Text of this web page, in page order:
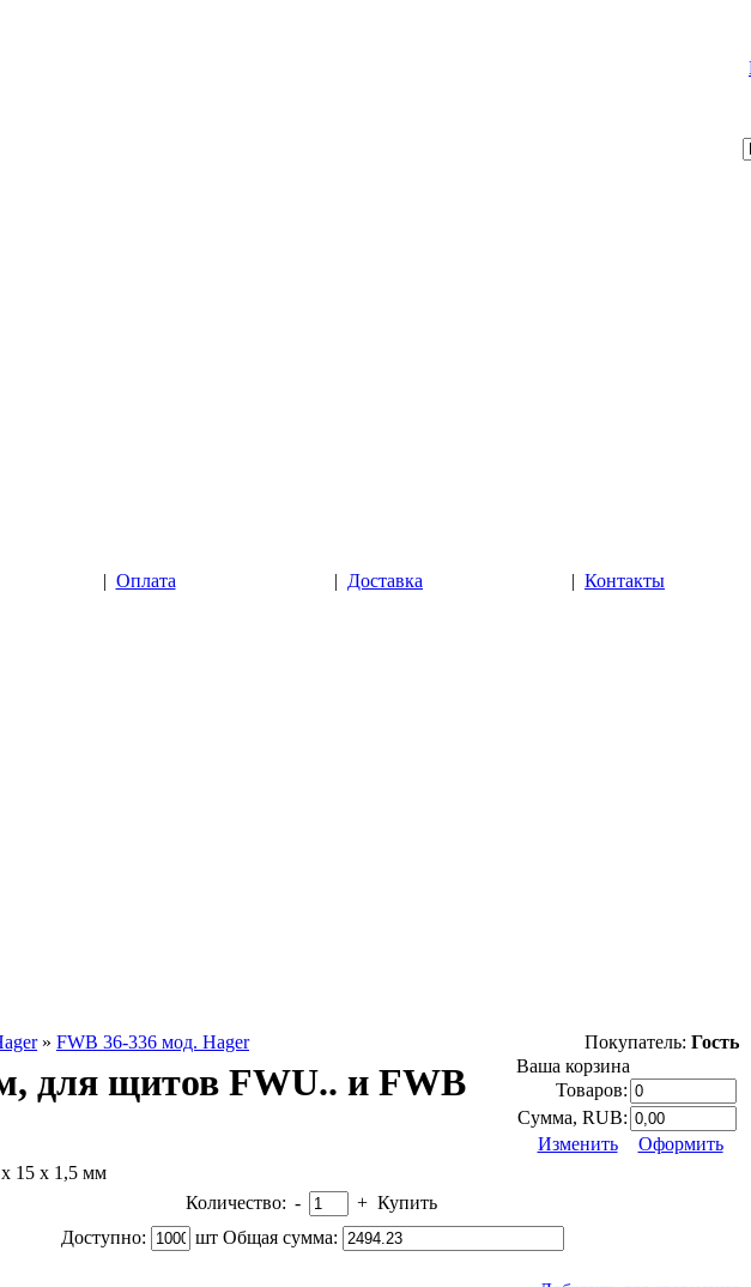
| Оплата | Доставка | Контакты
» FWB 36-336 мод. Hager Покупатель: Гость
для щитов FWU.. и FWB
Ваша корзина
Товаров:
Сумма, RUB:
Изменить
Оформить
15 х 1,5 мм
Количество: - + Купить
Доступно:
шт Общая сумма: